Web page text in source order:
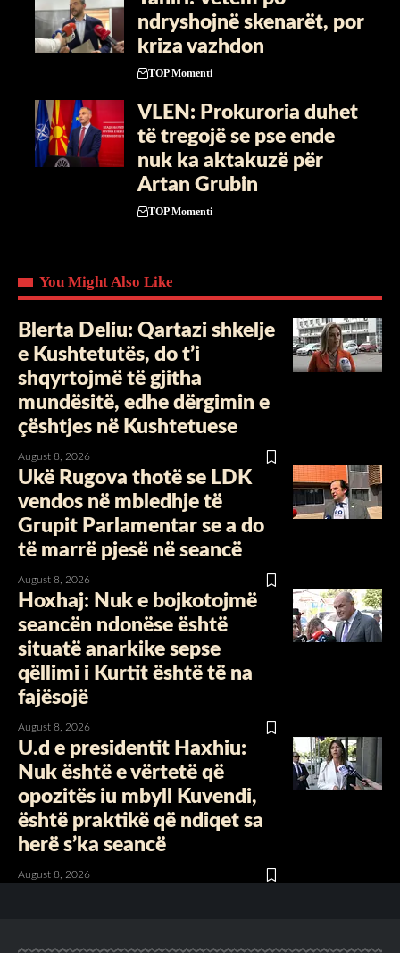
ndryshojnë skenarët, por
kriza vazhdon
TOP Momenti
VLEN: Prokuroria duhet
të tregojë se pse ende
nuk ka aktakuzë për
Artan Grubin
TOP Momenti
You Might Also Like
Blerta Deliu: Qartazi shkelje
e Kushtetutës, do t’i
shqyrtojmë të gjitha
mundësitë, edhe dërgimin e
çështjes në Kushtetuese
August 8, 2026
Ukë Rugova thotë se LDK
vendos në mbledhje të
Grupit Parlamentar se a do
të marrë pjesë në seancë
August 8, 2026
Hoxhaj: Nuk e bojkotojmë
seancën ndonëse është
situatë anarkike sepse
qëllimi i Kurtit është të na
fajësojë
August 8, 2026
U.d e presidentit Haxhiu:
Nuk është e vërtetë që
opozitës iu mbyll Kuvendi,
është praktikë që ndiqet sa
herë s’ka seancë
August 8, 2026